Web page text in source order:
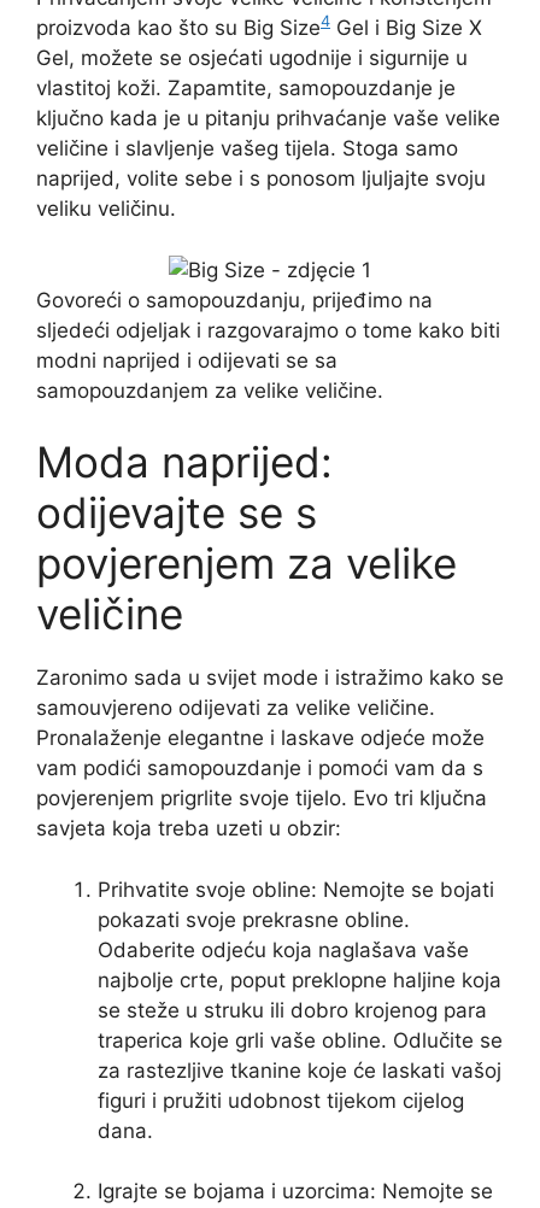
proizvoda kao što su Big Size4 Gel i Big Size X
Gel, možete se osjećati ugodnije i sigurnije u
vlastitoj koži. Zapamtite, samopouzdanje je
ključno kada je u pitanju prihvaćanje vaše velike
veličine i slavljenje vašeg tijela. Stoga samo
naprijed, volite sebe i s ponosom ljuljajte svoju
veliku veličinu.
Govoreći o samopouzdanju, prijeđimo na
sljedeći odjeljak i razgovarajmo o tome kako biti
modni naprijed i odijevati se sa
samopouzdanjem za velike veličine.
Moda naprijed:
odijevajte se s
povjerenjem za velike
veličine
Zaronimo sada u svijet mode i istražimo kako se
samouvjereno odijevati za velike veličine.
Pronalaženje elegantne i laskave odjeće može
vam podići samopouzdanje i pomoći vam da s
povjerenjem prigrlite svoje tijelo. Evo tri ključna
savjeta koja treba uzeti u obzir:
Prihvatite svoje obline: Nemojte se bojati
pokazati svoje prekrasne obline.
Odaberite odjeću koja naglašava vaše
najbolje crte, poput preklopne haljine koja
se steže u struku ili dobro krojenog para
traperica koje grli vaše obline. Odlučite se
za rastezljive tkanine koje će laskati vašoj
figuri i pružiti udobnost tijekom cijelog
dana.
Igrajte se bojama i uzorcima: Nemojte se